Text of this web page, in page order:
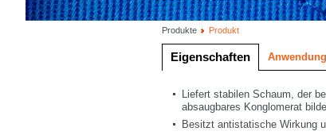
Produkte Produkt
Eigenschaften Anwendung
Liefert stabilen Schaum, der
absaugbares Konglomerat
Besitzt antistatische Wirkung